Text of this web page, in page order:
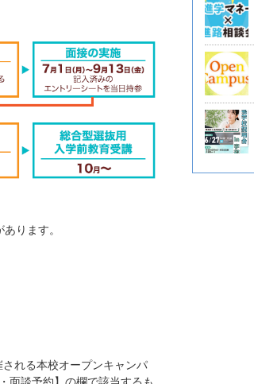
ります。
れる本校オープンキャンパ